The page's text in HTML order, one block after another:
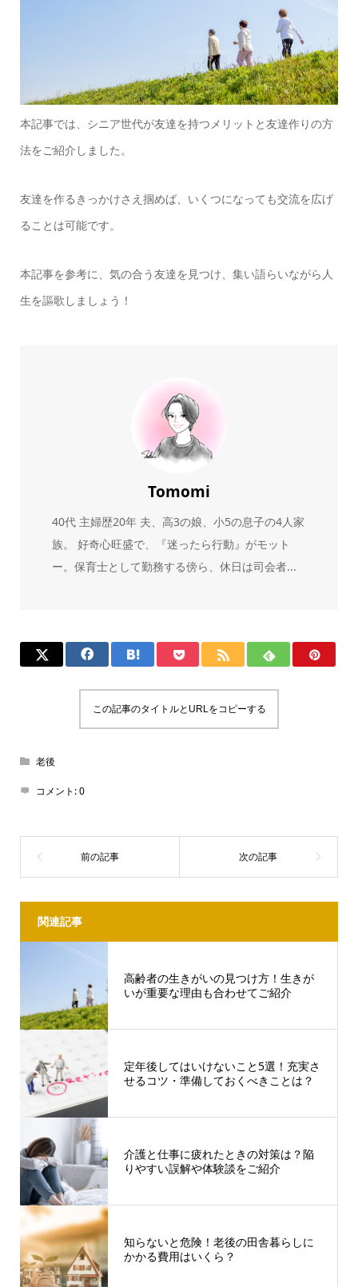
本記事では、シニア世代が友達を持つメリットと友達作りの方
法をご紹介しました。
友達を作るきっかけさえ掴めば、いくつになっても交流を広げ
ることは可能です。
本記事を参考に、気の合う友達を見つけ、集い語らいながら人
生を謳歌しましょう！
Tomomi
40代 主婦歴20年 夫、高3の娘、小5の息子の4人家
族。 好奇心旺盛で、『迷ったら行動』がモット
ー。保育士として勤務する傍ら、休日は司会者...
この記事のタイトルとURLをコピーする
老後
コメント:0
関連記事
高齢者の生きがいの見つけ方！生きが
いが重要な理由も合わせてご紹介
定年後してはいけないこと5選！充実さ
せるコツ・準備しておくべきことは？
介護と仕事に疲れたときの対策は？陥
りやすい誤解や体験談をご紹介
知らないと危険！老後の田舎暮らしに
かかる費用はいくら？